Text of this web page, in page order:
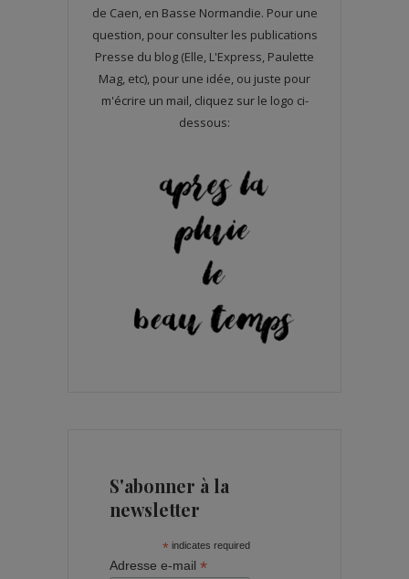
de Caen, en Basse Normandie. Pour une
question, pour consulter les publications
Presse du blog (Elle, L'Express, Paulette
Mag, etc), pour une idée, ou juste pour
m'écrire un mail, cliquez sur le logo ci-
dessous:
S'abonner à la
newsletter
* indicates required
Adresse e-mail *